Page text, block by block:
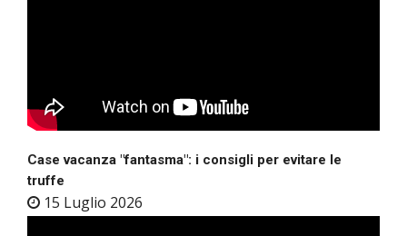
Case vacanza "fantasma": i consigli per evitare le
truffe
15 Luglio 2026